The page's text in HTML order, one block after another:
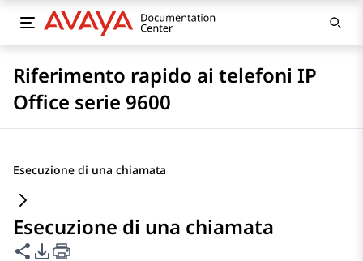
Riferimento rapido ai telefoni IP
Office serie 9600
Esecuzione di una chiamata
Esecuzione di una chiamata
Condividi questa pagina
Opzioni di esportazione PDF